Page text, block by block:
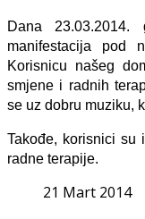
Dana 23.03.2014.
manifestacija pod
Korisnicu našeg
smjene i radnih
se uz dobru muziku,
Takođe, korisnici su
radne terapije.
21 Mart 2014